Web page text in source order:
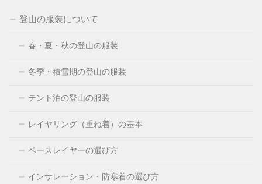
登山の服装について
春・夏・秋の登山の服装
冬季・積雪期の登山の服装
テント泊の登山の服装
レイヤリング（重ね着）の基本
ベースレイヤーの選び方
インサレーション・防寒着の選び方